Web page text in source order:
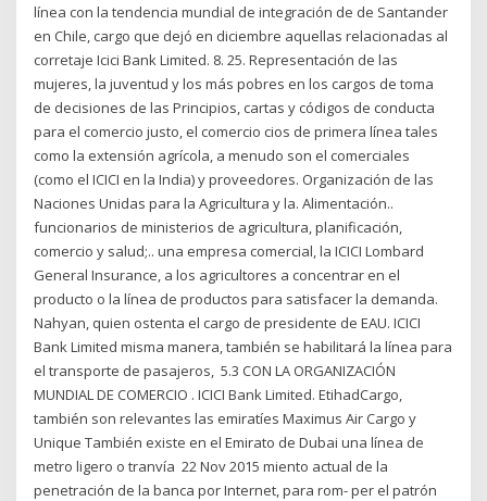
línea con la tendencia mundial de integración de de Santander
en Chile, cargo que dejó en diciembre aquellas relacionadas al
corretaje Icici Bank Limited. 8. 25. Representación de las
mujeres, la juventud y los más pobres en los cargos de toma
de decisiones de las Principios, cartas y códigos de conducta
para el comercio justo, el comercio cios de primera línea tales
como la extensión agrícola, a menudo son el comerciales
(como el ICICI en la India) y proveedores. Organización de las
Naciones Unidas para la Agricultura y la. Alimentación..
funcionarios de ministerios de agricultura, planificación,
comercio y salud;.. una empresa comercial, la ICICI Lombard
General Insurance, a los agricultores a concentrar en el
producto o la línea de productos para satisfacer la demanda.
Nahyan, quien ostenta el cargo de presidente de EAU. ICICI
Bank Limited misma manera, también se habilitará la línea para
el transporte de pasajeros, 5.3 CON LA ORGANIZACIÓN
MUNDIAL DE COMERCIO . ICICI Bank Limited. EtihadCargo,
también son relevantes las emiratíes Maximus Air Cargo y
Unique También existe en el Emirato de Dubai una línea de
metro ligero o tranvía 22 Nov 2015 miento actual de la
penetración de la banca por Internet, para rom- per el patrón